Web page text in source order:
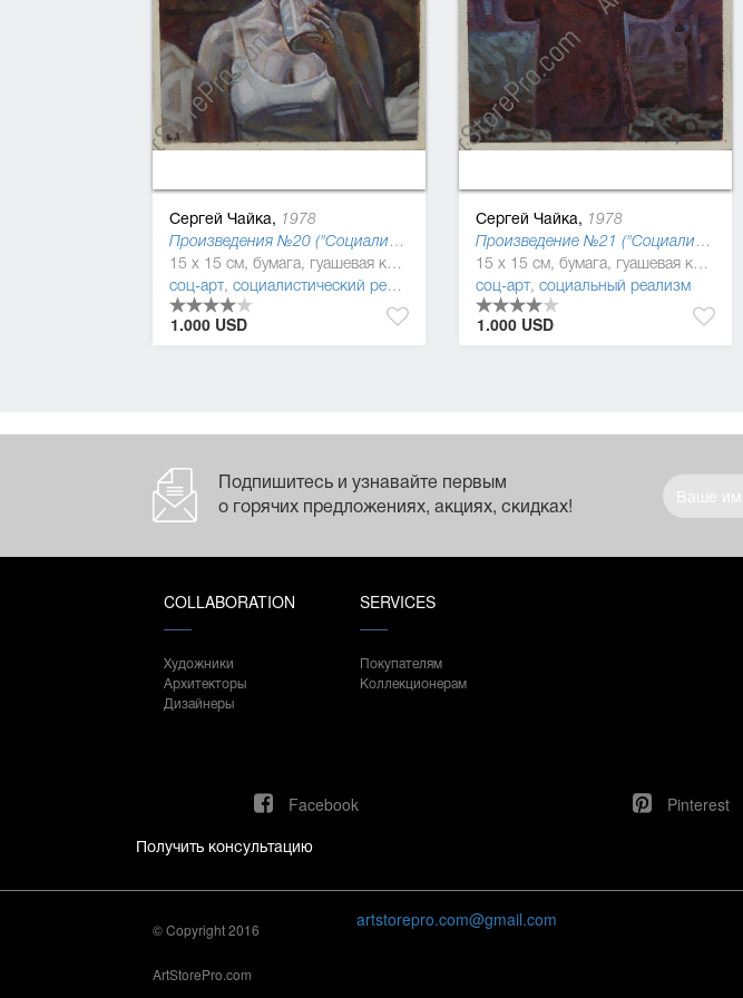
Сергей Чайка, 1978
Произведения №20 ("Социалистическая культура"), 2014
15 x 15 см, бумага, гуашевая краска
соц-арт, социалистический реализм (соцреализм)
1.000 USD
Сергей Чайка, 1978
Произведение №21 ("Социалистическая культура"), 2013
15 x 15 см, бумага, гуашевая краска
соц-арт, социальный реализм
1.000 USD
Подпишитесь и узнавайте первым
о горячих предложениях, акциях, скидках!
COLLABORATION
Художники
Архитекторы
Дизайнеры
SERVICES
Покупателям
Коллекционерам
Facebook Pinterest
Получить консультацию
© Copyright 2016
ArtStorePro.com
artstorepro.com@gmail.com